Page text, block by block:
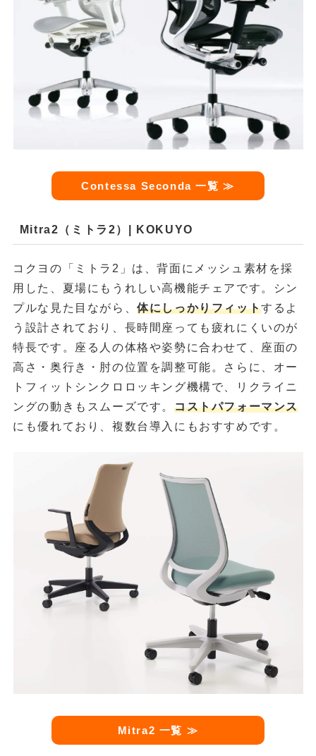
Contessa Seconda 一覧 ≫
Mitra2（ミトラ2）| KOKUYO
コクヨの「ミトラ2」は、背面にメッシュ素材を採
用した、夏場にもうれしい高機能チェアです。シン
プルな見た目ながら、体にしっかりフィットするよ
う設計されており、長時間座っても疲れにくいのが
特長です。座る人の体格や姿勢に合わせて、座面の
高さ・奥行き・肘の位置を調整可能。さらに、オー
トフィットシンクロロッキング機構で、リクライニ
ングの動きもスムーズです。コストパフォーマンス
にも優れており、複数台導入にもおすすめです。
Mitra2 一覧 ≫